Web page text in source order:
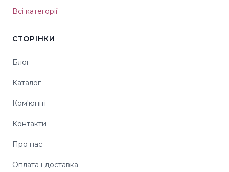
Всі категорії
СТОРІНКИ
Блог
Каталог
Ком'юніті
Контакти
Про нас
Оплата і доставка